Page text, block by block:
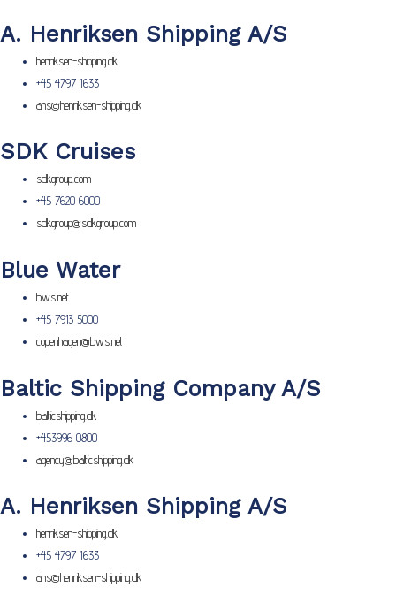
A. Henriksen Shipping A/S
henriksen-shipping.dk
+45 4797 1633
ahs@henriksen-shipping.dk
SDK Cruises
sdkgroup.com
+45 7620 6000
sdkgroup@sdkgroup.com
Blue Water
bws.net
+45 7913 5000
copenhagen@bws.net
Baltic Shipping Company A/S
balticshipping.dk
+453996 0800
agency@balticshipping.dk
A. Henriksen Shipping A/S
henriksen-shipping.dk
+45 4797 1633
ahs@henriksen-shipping.dk